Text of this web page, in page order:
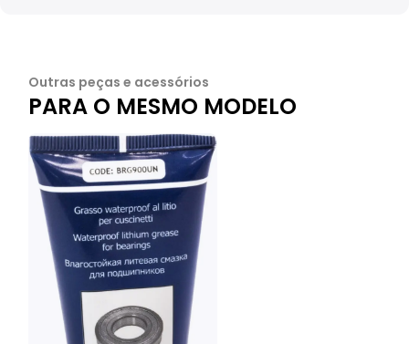
Outras peças e acessórios
PARA O MESMO MODELO